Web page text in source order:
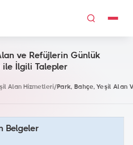
ve Refüjlerin Günlük
ile İlgili Talepler
Alan Hizmetleri/Park, Bahçe, Yeşil Alan
Belgeler